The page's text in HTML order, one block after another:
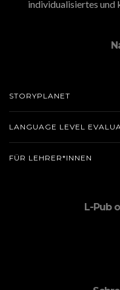
individualisiertes und
STORYPLANET
LANGUAGE LEVEL
FÜR LEHRER*INNEN
L-Pub